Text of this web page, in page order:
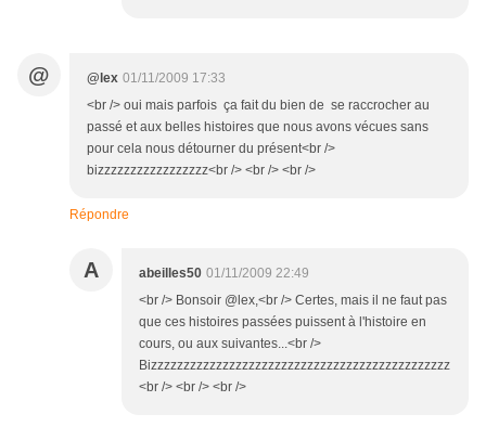
@ @lex 01/11/2009 17:33
<br /> oui mais parfois ça fait du bien de se raccrocher au
passé et aux belles histoires que nous avons vécues sans
pour cela nous détourner du présent<br />
bizzzzzzzzzzzzzzzzz<br /> <br /> <br />
Répondre
A abeilles50 01/11/2009 22:49
<br /> Bonsoir @lex,<br /> Certes, mais il ne faut pas
que ces histoires passées puissent à l'histoire en
cours, ou aux suivantes...<br />
Bizzzzzzzzzzzzzzzzzzzzzzzzzzzzzzzzzzzzzzzzzzzzzz
<br /> <br /> <br />